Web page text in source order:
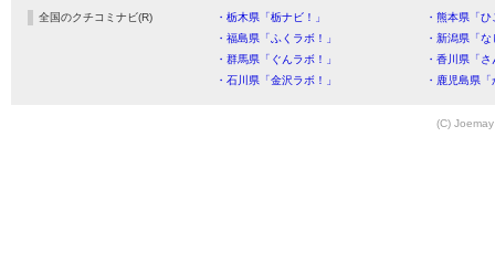
全国のクチコミナビ(R) ・栃木県「栃ナビ！」
・熊本県「
・福島県「ふくラボ！」
・新潟県「
・群馬県「ぐんラボ！」
・香川県「
・石川県「金沢ラボ！」
・鹿児島県
(C)